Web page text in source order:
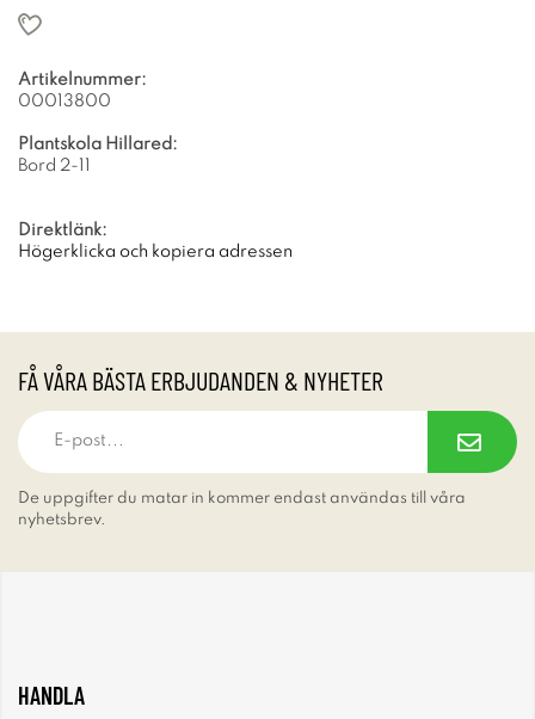
Artikelnummer:
00013800
Plantskola Hillared:
Bord 2-11
Direktlänk:
Högerklicka och kopiera adressen
FÅ VÅRA BÄSTA ERBJUDANDEN & NYHETER
De uppgifter du matar in kommer endast användas till våra
nyhetsbrev.
HANDLA